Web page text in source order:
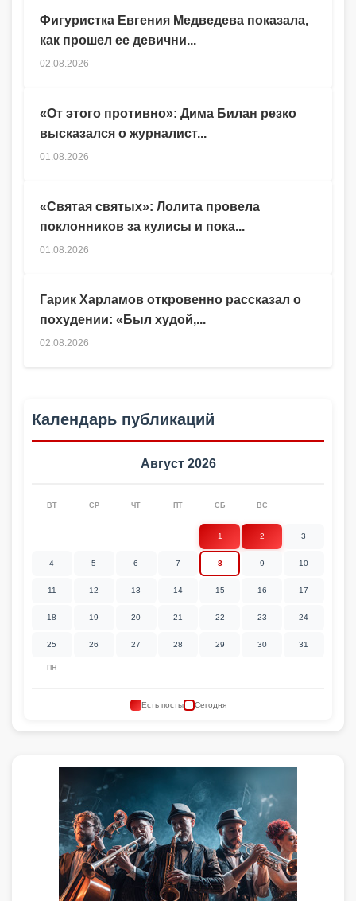
Гарик Харламов откровенно рассказал о
похудении: «Был худой,...
02.08.2026
Фигуристка Евгения Медведева показала,
как прошел ее девични...
02.08.2026
«От этого противно»: Дима Билан резко
высказался о журналист...
01.08.2026
«Святая святых»: Лолита провела
поклонников за кулисы и пока...
01.08.2026
Календарь публикаций
Август 2026
ПН
ВТ СР ЧТ ПТ СБ ВС
1 2 3
4 5 6 7 8 9 10
11 12 13 14 15 16 17
18 19 20 21 22 23 24
25 26 27 28 29 30 31
Есть посты Сегодня